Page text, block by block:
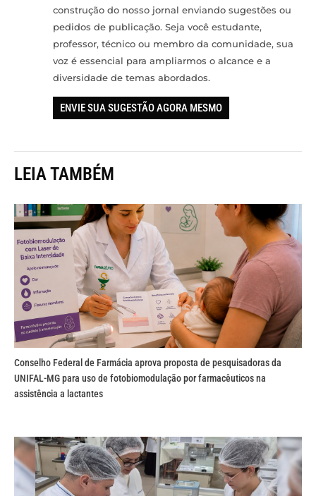
construção do nosso jornal enviando sugestões ou
pedidos de publicação. Seja você estudante,
professor, técnico ou membro da comunidade, sua
voz é essencial para ampliarmos o alcance e a
diversidade de temas abordados.
ENVIE SUA SUGESTÃO AGORA MESMO
LEIA TAMBÉM
Conselho Federal de Farmácia aprova proposta de pesquisadoras da
UNIFAL-MG para uso de fotobiomodulação por farmacêuticos na
assistência a lactantes